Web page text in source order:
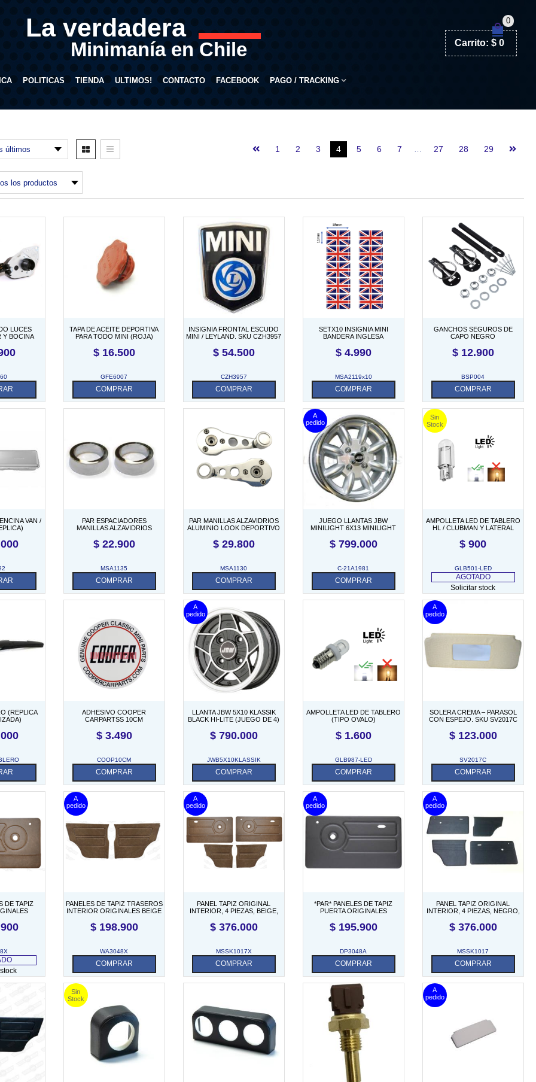
La verdadera
Minimanía en Chile
0
Carrito: $0
POLITICAS TIENDA ULTIMOS! CONTACTO FACEBOOK PAGO / TRACKING
1 2 3 4 5 6 7 … 27 28 29
LUCES
Y BOCINA
TAPA DE ACEITE DEPORTIVA
PARA TODO MINI (ROJA)
$16.500
GFE6007
COMPRAR
INSIGNIA FRONTAL ESCUDO
MINI / LEYLAND. SKU CZH3957
$54.500
CZH3957
COMPRAR
SETX10 INSIGNIA MINI
BANDERA INGLESA
18MMX11MM
$4.990
MSA2119x10
COMPRAR
GANCHOS SEGUROS DE
CAPO NEGRO
$12.900
BSP004
COMPRAR
VAN /
PAR ESPACIADORES
MANILLAS ALZAVIDRIOS
$22.900
MSA1135
COMPRAR
PAR MANILLAS ALZAVIDRIOS
ALUMINIO LOOK DEPORTIVO
$29.800
MSA1130
COMPRAR
JUEGO LLANTAS JBW
MINILIGHT 6X13 MINILIGHT
$799.000
C-21A1981
COMPRAR
AMPOLLETA LED DE TABLERO
HL / CLUBMAN Y LATERAL
$ 900
GLB501-LED
AGOTADO
Solicitar stock
(REPLICA
ADHESIVO COOPER
CARPARTSS 10CM
$3.490
COOP10CM
COMPRAR
LLANTA JBW 5X10 KLASSIK
BLACK HI-LITE (JUEGO DE 4)
$790.000
JWB5X10KLASSIK
COMPRAR
AMPOLLETA LED DE TABLERO
(TIPO OVALO)
$1.600
GLB987-LED
COMPRAR
SOLERA CREMA – PARASOL
CON ESPEJO. SKU SV2017C
$123.000
SV2017C
COMPRAR
DE TAPIZ
PANELES DE TAPIZ TRASEROS
INTERIOR ORIGINALES BEIGE
$198.900
WA3048X
COMPRAR
PANEL TAPIZ ORIGINAL
INTERIOR, 4 PIEZAS, BEIGE,
$376.000
MSSK1017X
COMPRAR
*PAR* PANELES DE TAPIZ
PUERTA ORIGINALES
DELANTERO)
$195.900
DP3048A
COMPRAR
PANEL TAPIZ ORIGINAL
INTERIOR, 4 PIEZAS, NEGRO,
$376.000
MSSK1017
COMPRAR